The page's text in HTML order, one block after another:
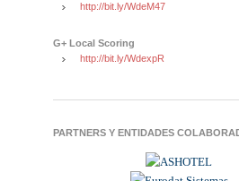
http://bit.ly/WdeM47
G+ Local Scoring
http://bit.ly/WdexpR
PARTNERS Y ENTIDADES